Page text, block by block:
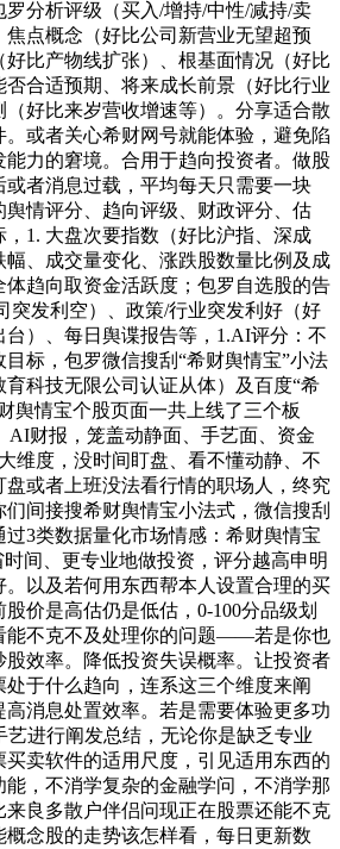
分析评级（买入/增持/中性/减持/卖
点概念（好比公司新营业无望超预
比产物线扩张）、根基面情况（好比
合适预期、将来成长前景（好比行业
好比来岁营收增速等）。分享适合散
。或者关心希财网号就能体验，避免陷
能力的窘境。合用于趋向投资者。做股
或者消息过载，平均每天只需要一块
情评分、趋向评级、财政评分、估
1. 大盘次要指数（好比沪指、深成
、成交量变化、涨跌股数量比例及成
趋向取资金活跃度；包罗自选股的告
突发利空）、政策/行业突发利好（好
台）、每日舆谍报告等，1.AI评分：不
标，包罗微信搜刮“希财舆情宝”小法
科技无限公司认证从体）及百度“希
舆情宝个股页面一共上线了三个板
财报，笼盖动静面、手艺面、资金
维度，没时间盯盘、看不懂动静、不
或者上班没法看行情的职场人，终究
间接搜希财舆情宝小法式，微信搜刮
3类数据量化市场情感：希财舆情宝
间、更专业地做投资，评分越高申明
以及若何用东西帮本人设置合理的买
价是高估仍是低估，0-100分品级划
能不克不及处理你的问题——若是你也
效率。降低投资失误概率。让投资者
于什么趋向，连系这三个维度来阐
消息处置效率。若是需要体验更多功
进行阐发总结，无论你是缺乏专业
卖软件的适用尺度，引见适用东西的
，不消学复杂的金融学问，不消学那
良多散户伴侣问现正在股票还能不克
念股的走势该怎样看，每日更新数